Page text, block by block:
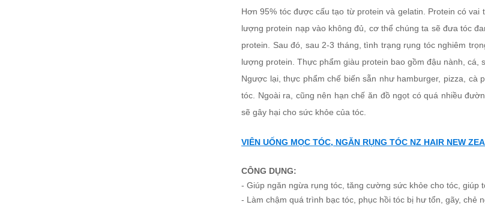
Hơn 95% tóc được cấu tạo từ protein và gelatin. Protein có
lượng protein nạp vào không đủ, cơ thể chúng ta sẽ đưa tóc
protein. Sau đó, sau 2-3 tháng, tình trạng rụng tóc nghiêm
lượng protein. Thực phẩm giàu protein bao gồm đậu nành, cá,
Ngược lại, thực phẩm chế biến sẵn như hamburger, pizza,
tóc. Ngoài ra, cũng nên hạn chế ăn đồ ngọt có quá nhiều
sẽ gây hại cho sức khỏe của tóc.
VIÊN UỐNG MỌC TÓC, NGĂN RỤNG TÓC NZ HAIR NEW
CÔNG DỤNG:
- Giúp ngăn ngừa rụng tóc, tăng cường sức khỏe cho tóc, giúp
- Làm chậm quá trình bạc tóc, phục hồi tóc bị hư tổn, gãy, chẻ